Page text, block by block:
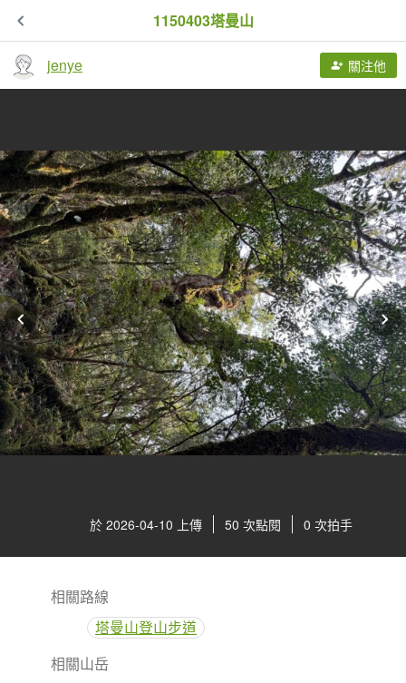
1150403塔曼山
jenye 關注他
於 2026-04-10 上傳 50 次點閱 0 次拍手
相關路線
塔曼山登山步道
相關山岳